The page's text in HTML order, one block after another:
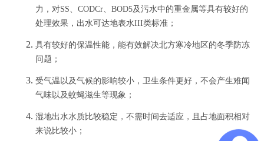
力，对SS、CODCr、BOD5及污水中的重金属等具有较好的
处理效果，出水可达地表水III类标准；
具有较好的保温性能，能有效解决北方寒冷地区的冬季防冻
问题；
受气温以及气候的影响较小，卫生条件更好，不会产生难闻
气味以及蚊蝇滋生等现象；
湿地出水水质比较稳定，不需时间去适应，且占地面积相对
来说比较小；